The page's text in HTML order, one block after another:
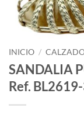
INICIO /
SANDALIA
Ref.